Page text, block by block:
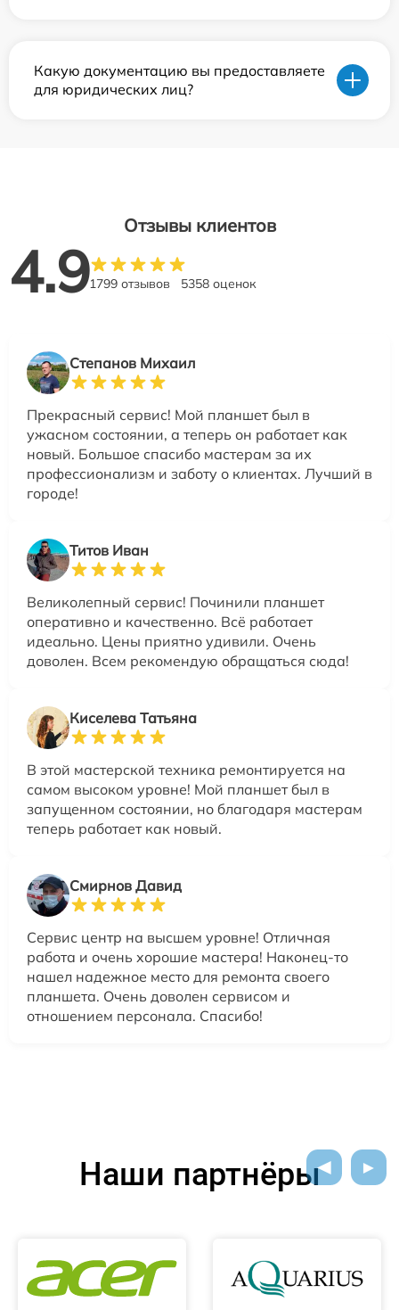
Какую документацию вы предоставляете
для юридических лиц?
Отзывы клиентов
4.91799 отзывов 5358 оценок
Степанов Михаил
Прекрасный сервис! Мой планшет был в
ужасном состоянии, а теперь он работает как
новый. Большое спасибо мастерам за их
профессионализм и заботу о клиентах. Лучший в
городе!
Титов Иван
Великолепный сервис! Починили планшет
оперативно и качественно. Всё работает
идеально. Цены приятно удивили. Очень
доволен. Всем рекомендую обращаться сюда!
Киселева Татьяна
В этой мастерской техника ремонтируется на
самом высоком уровне! Мой планшет был в
запущенном состоянии, но благодаря мастерам
теперь работает как новый.
Смирнов Давид
Сервис центр на высшем уровне! Отличная
работа и очень хорошие мастера! Наконец-то
нашел надежное место для ремонта своего
планшета. Очень доволен сервисом и
отношением персонала. Спасибо!
Наши партнёры